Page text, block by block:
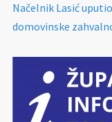
Načelnik Lasić
domovinske